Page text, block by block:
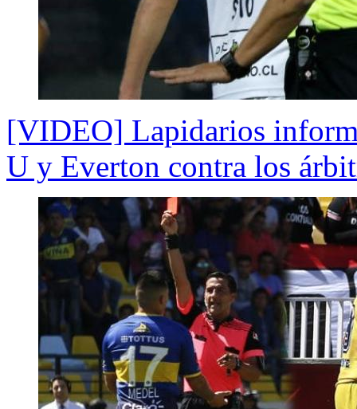
[VIDEO] Lapidarios
U y Everton contra los